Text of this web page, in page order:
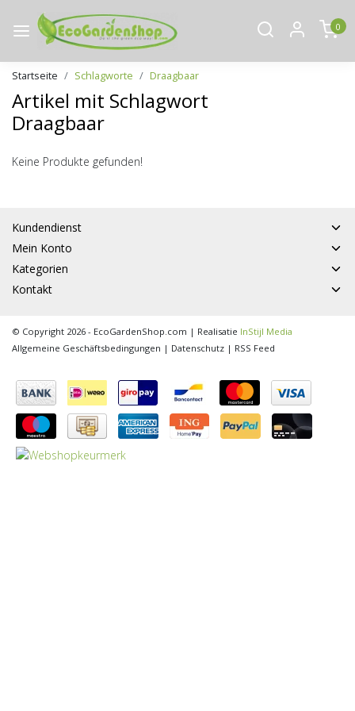
0
Startseite Schlagworte Draagbaar
Artikel mit Schlagwort
Draagbaar
Keine Produkte gefunden!
Kundendienst
Mein Konto
Kategorien
Kontakt
© Copyright 2026 - EcoGardenShop.com | Realisatie InStijl Media
Allgemeine Geschäftsbedingungen | Datenschutz | RSS Feed